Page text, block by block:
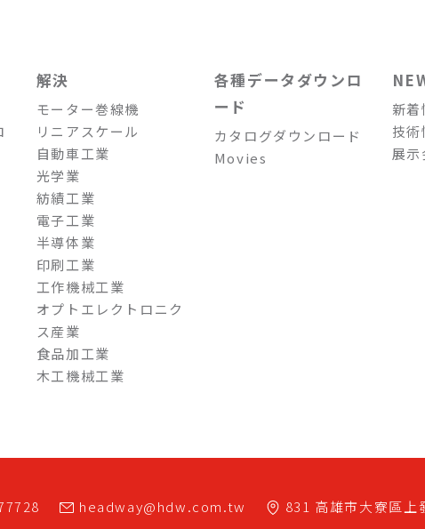
解決
モーター巻線機
リニアスケール
自動車工業
光学業
紡績工業
電子工業
半導体業
印刷工業
工作機械工業
オプトエレクトロニク
ス産業
食品加工業
木工機械工業
各種データダウンロ
ード
カタログダウンロード
Movies
新着
技術
展示
headway@hdw.com.tw 831 高雄市大寮區